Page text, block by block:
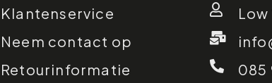
Klantenservice
Neem contact op
Retourinformatie
085